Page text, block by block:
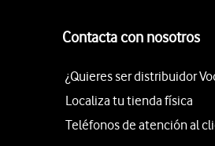
Contacta con nosotros
¿Quieres ser distribuidor
Localiza tu tienda física
Teléfonos de atención al